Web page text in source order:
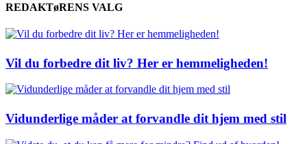
REDAKTøRENS VALG
Vil du forbedre dit liv? Her er hemmeligheden!
Vidunderlige måder at forvandle dit hjem med stil